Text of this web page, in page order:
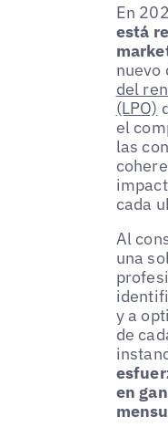
En
está
nuevo
del
(LPO)
el
las
cada
Al
una
y a
de
en